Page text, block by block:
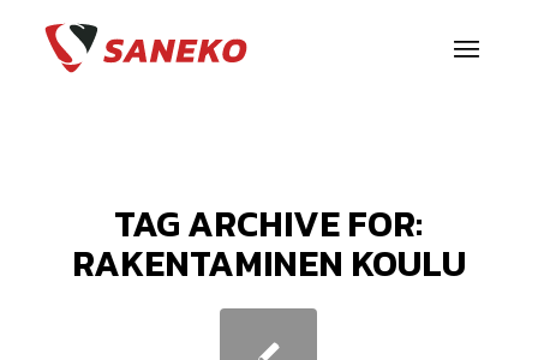
TAG ARCHIVE FOR:
RAKENTAMINEN KOULU